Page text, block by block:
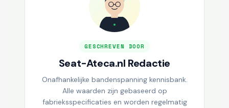
GESCHREVEN DOOR
Seat-Ateca.nl Redactie
Onafhankelijke bandenspanning kennisbank.
Alle waarden zijn gebaseerd op
fabrieksspecificaties en worden regelmatig